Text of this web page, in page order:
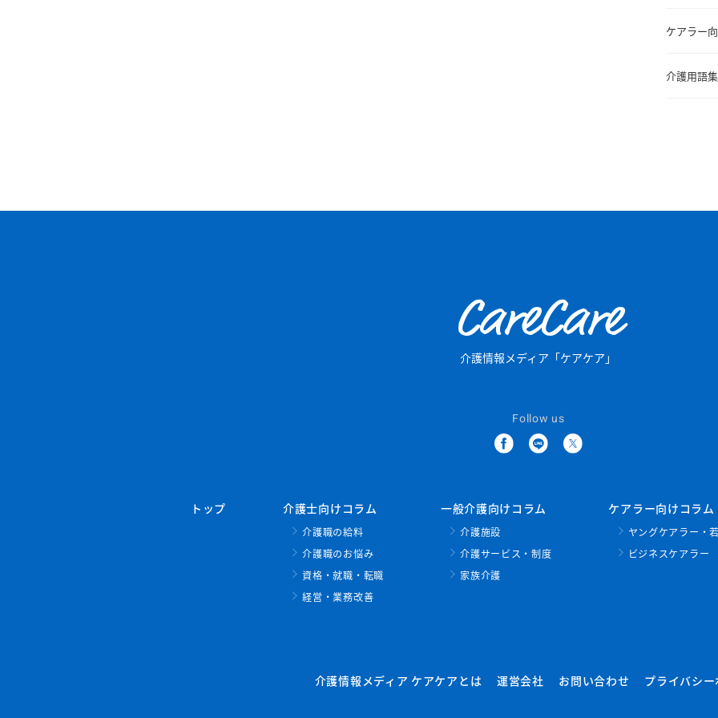
ケアラー
介護用語集
CareCare
介護情報メディア「ケアケア」
Follow us
トップ 介護士向けコラム
介護職の給料
介護職のお悩み
資格・就職・転職
経営・業務改善
一般介護向けコラム
介護施設
介護サービス・制度
家族介護
ケアラー向けコラム
ヤングケアラー・
ビジネスケアラー
介護情報メディア ケアケアとは 運営会社 お問い合わせ プライバシ